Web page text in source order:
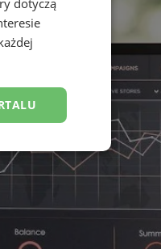
dotyczą